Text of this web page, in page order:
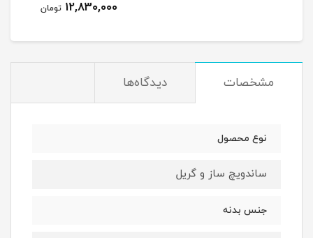
12,830,000 تومان
مشخصات دیدگاه‌ها
نوع محصول
ساندویچ ساز و گریل
جنس بدنه